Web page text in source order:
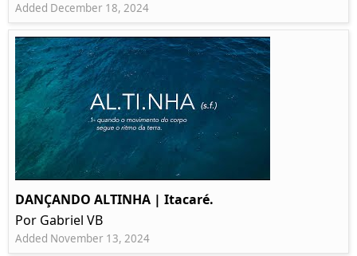
Added December 18, 2024
DANÇANDO ALTINHA | Itacaré.
Por Gabriel VB
Added November 13, 2024